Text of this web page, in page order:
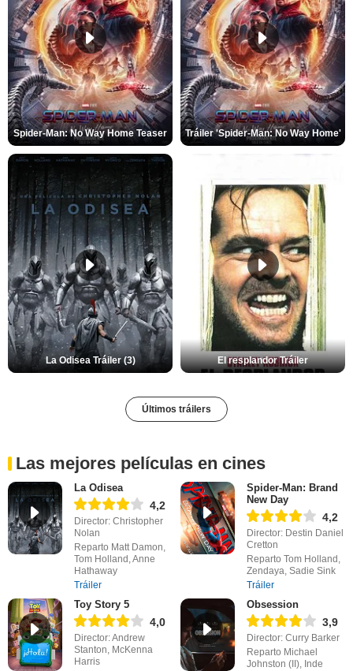
Spider-Man: No Way Home Teaser Tráiler 'Spider-Man: No Way Home'
La Odisea Tráiler (3) El resplandor Tráiler
Últimos tráilers
Las mejores películas en cines
La Odisea
4,2
Director: Christopher
Nolan
Reparto Matt Damon,
Tom Holland, Anne
Hathaway
Tráiler
Spider-Man: Brand
New Day
4,2
Director: Destin Daniel
Cretton
Reparto Tom Holland,
Zendaya, Sadie Sink
Tráiler
Toy Story 5
4,0
Director: Andrew
Stanton, McKenna
Harris
Obsession
3,9
Director: Curry Barker
Reparto Michael
Johnston (II), Inde